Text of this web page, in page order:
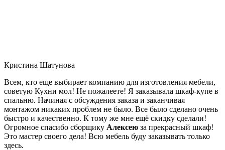
Кристина Шатунова
Всем, кто еще выбирает компанию для изготовления мебели,
советую Кухни мол! Не пожалеете! Я заказывала шкаф-купе в
спальню. Начиная с обсуждения заказа и заканчивая
монтажом никаких проблем не было. Все было сделано очень
быстро и качественно. К тому же мне ещё скидку сделали!
Огромное спасибо сборщику Алексею за прекрасный шкаф!
Это мастер своего дела! Всю мебель буду заказывать только
здесь.